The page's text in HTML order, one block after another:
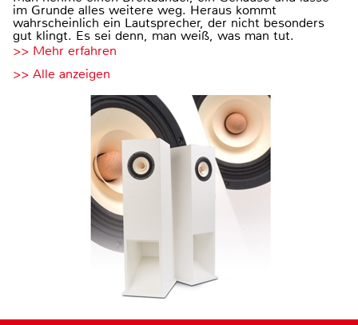
im Grunde alles weitere weg. Heraus kommt
wahrscheinlich ein Lautsprecher, der nicht besonders
gut klingt. Es sei denn, man weiß, was man tut.
>> Mehr erfahren
>> Alle anzeigen